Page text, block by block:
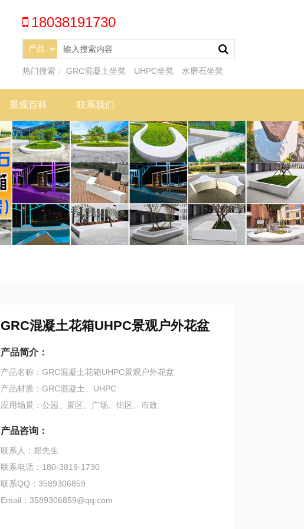
18038191730
热门搜索： GRC混凝土坐凳 UHPC坐凳 水磨石坐凳
景观百科 联系我们
GRC混凝土花箱UHPC景观户外花盆
产品简介：
产品名称：GRC混凝土花箱UHPC景观户外花盆
产品材质：GRC混凝土、UHPC
应用场景：公园、景区、广场、街区、市政
产品咨询：
联系人：郑先生
联系电话：180-3819-1730
联系QQ：3589306859
Email：3589306859@qq.com